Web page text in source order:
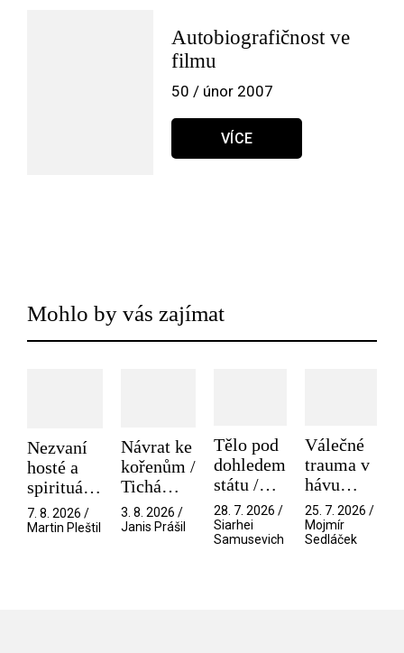
Autobiografičnost ve
filmu
50 / únor 2007
VÍCE
Mohlo by vás zajímat
Nezvaní
hosté a
spirituální
narušitelé
z vesmíru
7. 8. 2026 /
Martin Pleštil
Návrat ke
kořenům /
Tichá
přítelkyně
3. 8. 2026 /
Janis Prášil
Tělo pod
dohledem
státu /
Pramen
28. 7. 2026 /
Siarhei
Samusevich
Válečné
trauma v
hávu
spektáklu
/ Odyssea
25. 7. 2026 /
Mojmír
Sedláček